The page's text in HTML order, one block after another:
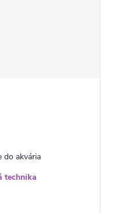
do akvária
technika